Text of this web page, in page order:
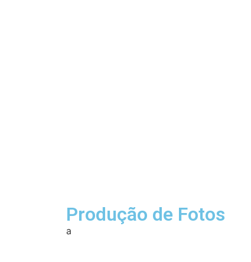
Produção de Fotos
a